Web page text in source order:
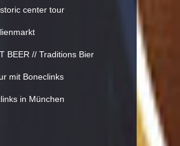
center tour
BEER // Traditions Bier
mit Boneclinks
in München